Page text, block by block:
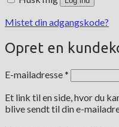
Mistet din adgangskode?
Opret en
E-mailadresse*
Et link til en side, hvor du
blive sendt til din e-